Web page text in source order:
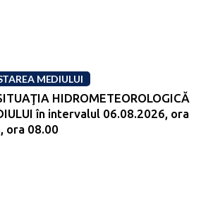
MEDIULUI
HIDROMETEOROLOGICĂ
în intervalul 06.08.2026, ora
ora 08.00